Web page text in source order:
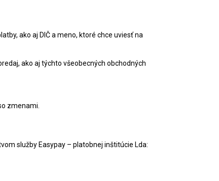
ako aj DIČ a meno, ktoré chce uviesť na
ako aj týchto všeobecných obchodných
zmenami.
služby Easypay – platobnej inštitúcie Lda: